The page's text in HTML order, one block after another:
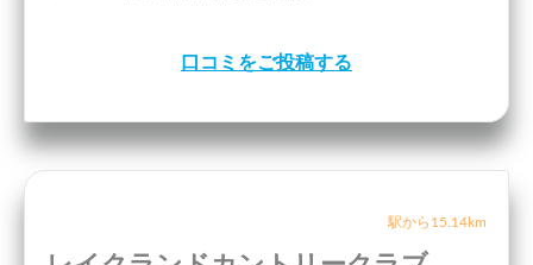
口コミをご投稿する
駅から15.14km